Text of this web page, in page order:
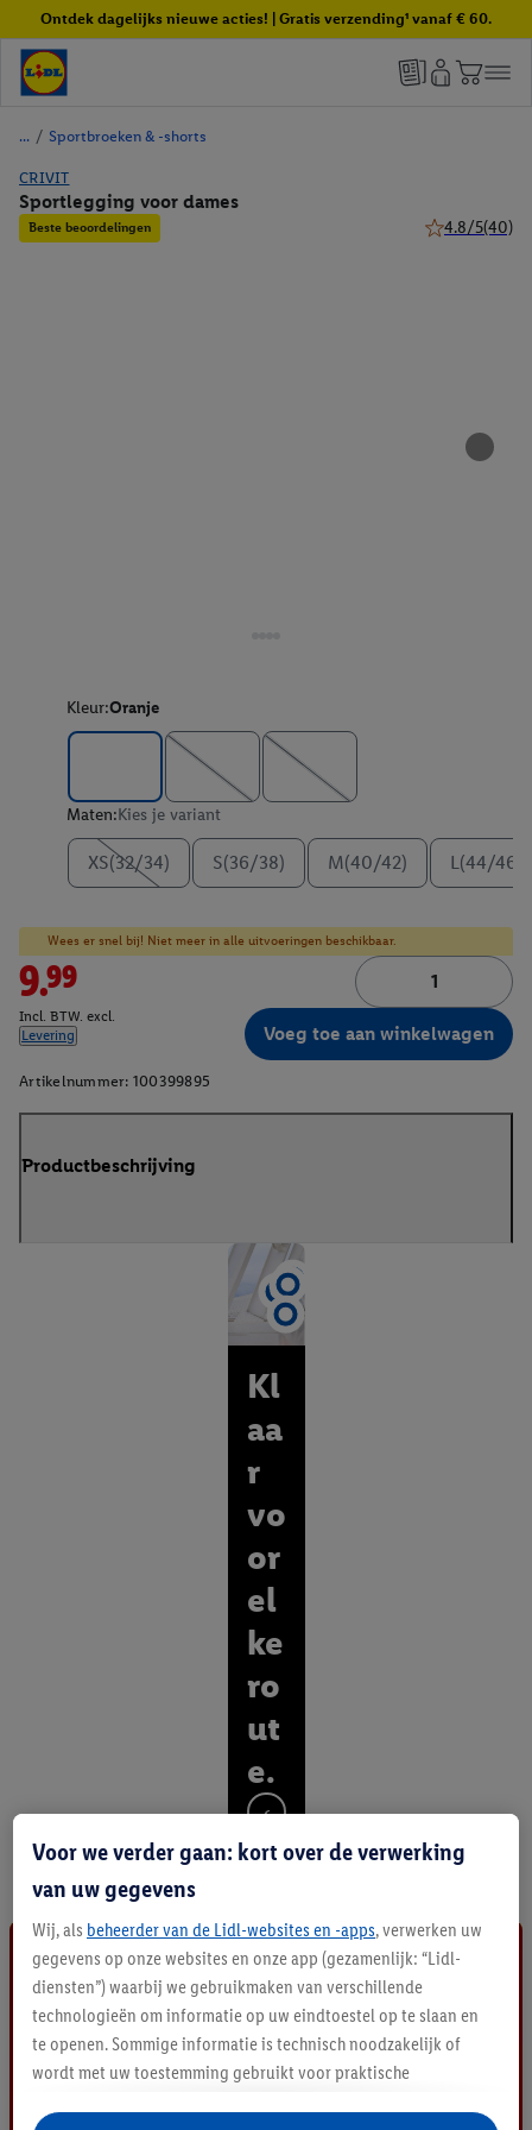
Ontdek dagelijks nieuwe acties! | Gratis verzending¹ vanaf € 60.
/ Sportbroeken & -shorts
CRIVIT
Sportlegging voor dames
Beste beoordelingen 4.8/5(40)
Kleur:Oranje
Maten:Kies je variant
XS(32/34) S(36/38) M(40/42) L(44/46)
Wees er snel bij! Niet meer in alle uitvoeringen beschikbaar.
9.99
Incl. BTW. excl.
Levering
Voeg toe aan winkelwagen
Artikelnummer: 100399895
Productbeschrijving
Kl
aa
r
vo
or
el
ke
ro
ut
e.
O
t
k
a
l
p
r
Voor we verder gaan: kort over de verwerking
van uw gegevens
Wij, als beheerder van de Lidl-websites en -apps, verwerken uw
gegevens op onze websites en onze app (gezamenlijk: “Lidl-
diensten”) waarbij we gebruikmaken van verschillende
technologieën om informatie op uw eindtoestel op te slaan en
te openen. Sommige informatie is technisch noodzakelijk of
wordt met uw toestemming gebruikt voor praktische